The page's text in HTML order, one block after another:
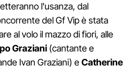
l'usanza, dal
del Gf Vip è stata
al volo il mazzo di fiori, alle
Graziani (cantante e
Ivan Graziani) eCatherine